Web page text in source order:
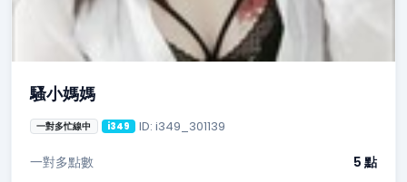
騷小媽媽
一對多忙線中 i349 ID: i349_301139
一對多點數 5 點